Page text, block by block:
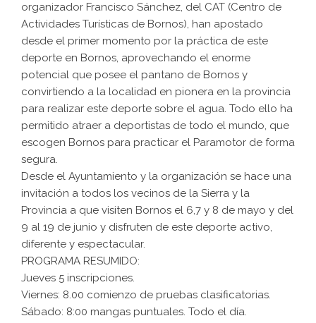
organizador Francisco Sánchez, del CAT (Centro de
Actividades Turísticas de Bornos), han apostado
desde el primer momento por la práctica de este
deporte en Bornos, aprovechando el enorme
potencial que posee el pantano de Bornos y
convirtiendo a la localidad en pionera en la provincia
para realizar este deporte sobre el agua. Todo ello ha
permitido atraer a deportistas de todo el mundo, que
escogen Bornos para practicar el Paramotor de forma
segura.
Desde el Ayuntamiento y la organización se hace una
invitación a todos los vecinos de la Sierra y la
Provincia a que visiten Bornos el 6,7 y 8 de mayo y del
9 al 19 de junio y disfruten de este deporte activo,
diferente y espectacular.
PROGRAMA RESUMIDO:
Jueves 5 inscripciones.
Viernes: 8.00 comienzo de pruebas clasificatorias.
Sábado: 8:00 mangas puntuales. Todo el día.